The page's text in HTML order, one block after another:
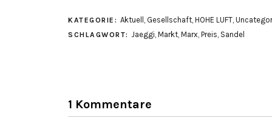
teilen
(Wird
neuem
teilen
(Wird
in
neuem
KATEGORIE: Aktuell , Gesellschaft, HOHE LUFT,
SCHLAGWORT: Jaeggi, Markt, Marx, Preis, Sandel
1 Kommentare